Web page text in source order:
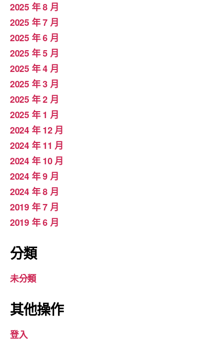
2025 年 8 月
2025 年 7 月
2025 年 6 月
2025 年 5 月
2025 年 4 月
2025 年 3 月
2025 年 2 月
2025 年 1 月
2024 年 12 月
2024 年 11 月
2024 年 10 月
2024 年 9 月
2024 年 8 月
2019 年 7 月
2019 年 6 月
分類
未分類
其他操作
登入